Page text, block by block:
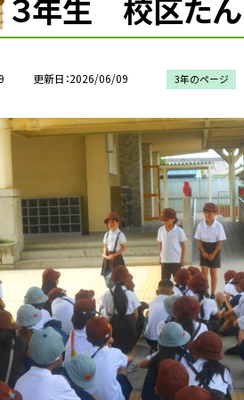
３年生 校区た
更新日 2026/06/09 3年のページ